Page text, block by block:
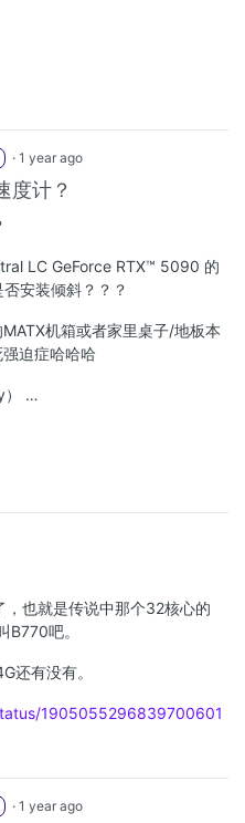
· 1 year ago
度计？
LC GeForce RTX™ 5090 的
安装倾斜？？？
机箱或者家里桌子/地板本
迫症哈哈哈
） …
也就是传说中那个32核心的
B770吧。
还有没有。
1905055296839700601
· 1 year ago